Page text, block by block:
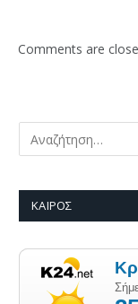
Comments are
ΚΑΙΡΌΣ